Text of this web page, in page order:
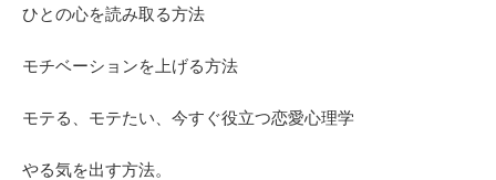
ひとの心を読み取る方法
モチベーションを上げる方法
モテる、モテたい、今すぐ役立つ恋愛心理学
やる気を出す方法。